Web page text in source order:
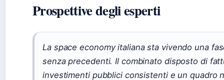
Prospettive degli esperti
La space economy italiana sta vivendo una
senza precedenti. Il combinato disposto di
investimenti pubblici consistenti e un quadro